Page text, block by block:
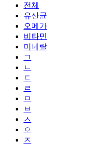
전체
유산균
오메가
비타민
미네랄
ㄱ
ㄴ
ㄷ
ㄹ
ㅁ
ㅂ
ㅅ
ㅇ
ㅈ